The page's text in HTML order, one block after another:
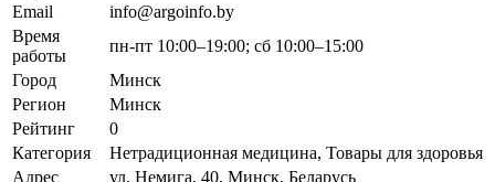
Email
info@argoinfo.by
Время
работы
пн-пт 10:00–19:00; сб 10:00–15:00
Город
Минск
Регион
Минск
Рейтинг
0
Категория
Нетрадиционная медицина, Товары для здоровья
Адрес
ул. Немига, 40, Минск, Беларусь